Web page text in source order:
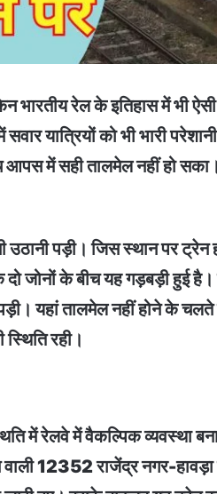
रेल के इतिहास में भी
यात्रियों को भी भारी
में सही तालमेल नहीं हो
पड़ी। जिस स्थान पर ट्रेन
जोनों के बीच यह गड़बड़ी हुई है।
यहां तालमेल नहीं होने के चलते
रही।
में रेलवे में वैकल्पिक व्यवस्था
12352 राजेंद्र नगर-